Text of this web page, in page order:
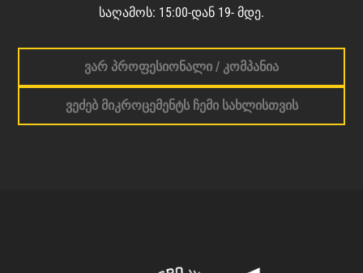
საღამოს: 15:00-დან 19- მდე.
ვარ პროფესიონალი / კომპანია
ვეძებ მიკროცემენტს ჩემი სახლისთვის